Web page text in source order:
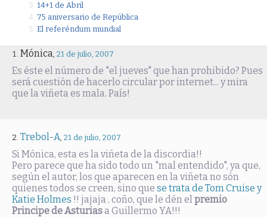
14+1 de Abril
75 aniversario de República
El referéndum mundial
Mónica, 21 de julio, 2007
Es éste el número de "el jueves" que han prohibido? Pues
será cuestión de hacerlo circular por internet... y mira
que la viñeta es mala. País!
Trebol-A, 21 de julio, 2007
Si Mónica, esta es la viñeta de la discordia!!
Pero parece que ha sido todo un "mal entendido", ya que,
según el autor, los que aparecen en la viñeta no són
quienes todos se creen, sino que se trata de Tom Cruise y
Katie Holmes !! jajaja , coño, que le dén elpremio
Principe de Asturiasa Guillermo YA!!!